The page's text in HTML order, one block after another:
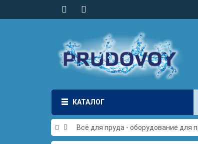
КАТАЛОГ
Всё для пруда - оборудование для